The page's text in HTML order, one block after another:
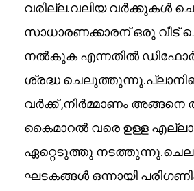
വരില്ല.വലിയ വർക്കുകൾ
സാധാരണക്കാരന് ഒരു വീട്
നൽകുക എന്നതിൽ
ശ്രദ്ധ
വർക്ക് ,നിർമ്മാണം അങ്ങനെ
കൈമാറൽ വരെ ഉള്ള
ഏറ്റെടുത്തു
ഘടകങ്ങള്‍ ഒന്നായി